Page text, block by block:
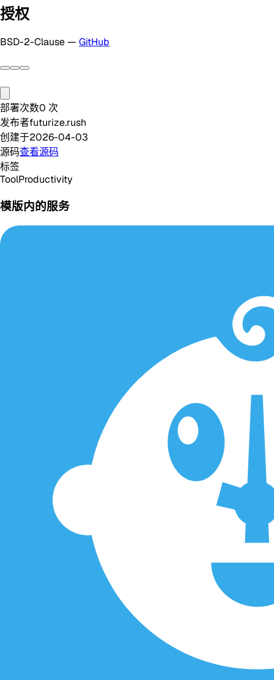
授权
BSD-2-Clause — GitHub
部署次数0 次
发布者futurize.rush
创建于2026-04-03
源码查看源码
标签
ToolProductivity
模版内的服务